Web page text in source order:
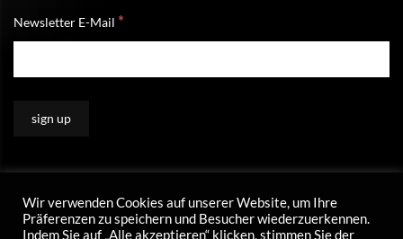
Newsletter E-Mail *
Wir verwenden Cookies auf unserer Website, um Ihre
Präferenzen zu speichern und Besucher wiederzuerkennen.
Indem Sie auf „Alle akzeptieren“ klicken, stimmen Sie der